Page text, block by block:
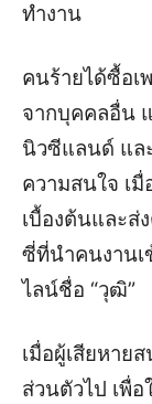
ทำงาน
คนร้ายได้ซื้อ
จากบุคคลอื่น
นิวซีแลนด์ แล
ความสนใจ เ
เบื้องต้นและส่
ซี่ที่นำคนงานเ
ไลน์ชื่อ “วุฒิ”
เมื่อผู้เสียหาย
ส่วนตัวไป เพื่